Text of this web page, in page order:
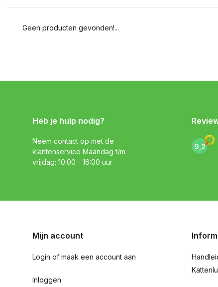
Geen producten gevonden!...
Heb je hulp nodig?
Neem contact op met de
klantenservice Maandag t/m
vrijdag: 10.00 - 16:00 uur
9,2
Mijn account
Login of maak een account aan
Inloggen